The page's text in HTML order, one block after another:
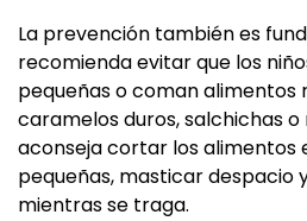
La prevención también es
recomienda evitar que los
pequeñas o coman alimentos
caramelos duros, salchichas o
aconseja cortar los alimentos
pequeñas, masticar despacio
mientras se traga.